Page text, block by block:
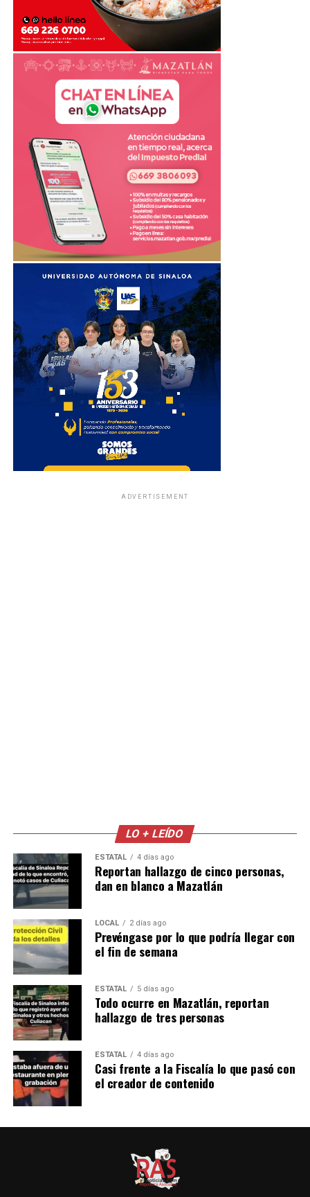
ADVERTISEMENT
LO + LEÍDO
ESTATAL 4 días ago
Reportan hallazgo de cinco personas,
dan en blanco a Mazatlán
LOCAL 2 días ago
Prevéngase por lo que podría llegar con
el fin de semana
ESTATAL 5 días ago
Todo ocurre en Mazatlán, reportan
hallazgo de tres personas
ESTATAL 4 días ago
Casi frente a la Fiscalía lo que pasó con
el creador de contenido